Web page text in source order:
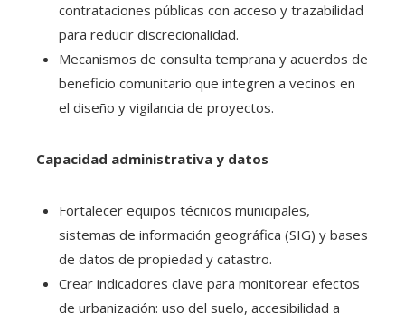
contrataciones públicas con acceso y trazabilidad
para reducir discrecionalidad.
Mecanismos de consulta temprana y acuerdos de
beneficio comunitario que integren a vecinos en
el diseño y vigilancia de proyectos.
Capacidad administrativa y datos
Fortalecer equipos técnicos municipales,
sistemas de información geográfica (SIG) y bases
de datos de propiedad y catastro.
Crear indicadores clave para monitorear efectos
de urbanización: uso del suelo, accesibilidad a